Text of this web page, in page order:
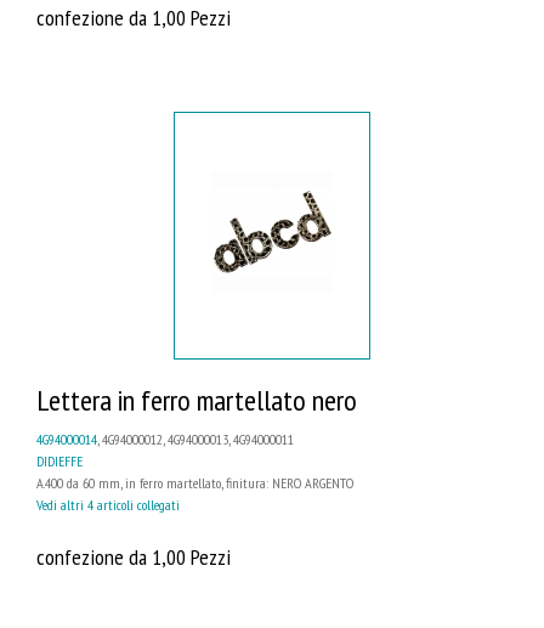
confezione da 1,00 Pezzi
Lettera in ferro martellato nero
4G94000014, 4G94000012, 4G94000013, 4G94000011
DIDIEFFE
A.400 da 60 mm, in ferro martellato, finitura: NERO ARGENTO
Vedi altri 4 articoli collegati
confezione da 1,00 Pezzi